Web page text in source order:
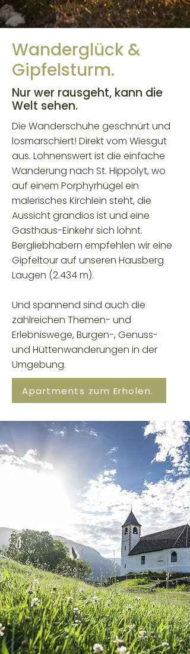
Wanderglück &
Gipfelsturm.
Nur wer rausgeht, kann die
Welt sehen.
Die Wanderschuhe geschnürt und
losmarschiert! Direkt vom Wiesgut
aus. Lohnenswert ist die einfache
Wanderung nach St. Hippolyt, wo
auf einem Porphyrhügel ein
malerisches Kirchlein steht, die
Aussicht grandios ist und eine
Gasthaus-Einkehr sich lohnt.
Bergliebhabern empfehlen wir eine
Gipfeltour auf unseren Hausberg
Laugen (2.434 m).
Und spannend sind auch die
zahlreichen Themen- und
Erlebniswege, Burgen-, Genuss-
und Hüttenwanderungen in der
Umgebung.
Apartments zum Erholen.